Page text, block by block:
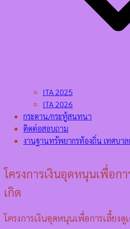
ITA 2025
ITA 2026
กระดาน/กระทู้สนทนา
ติดต่อสอบถาม
งานฐานทรัพยากรท้องถิ่น เทศบา
โครงการเงินอุดหนุนเพื่อกา
เกิด
โครงการเงินอุดหนุนเพื่อการเลี้ยงดู